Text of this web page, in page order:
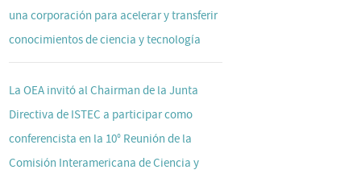
una corporación para acelerar y transferir
conocimientos de ciencia y tecnología
La OEA invitó al Chairman de la Junta
Directiva de ISTEC a participar como
conferencista en la 10° Reunión de la
Comisión Interamericana de Ciencia y